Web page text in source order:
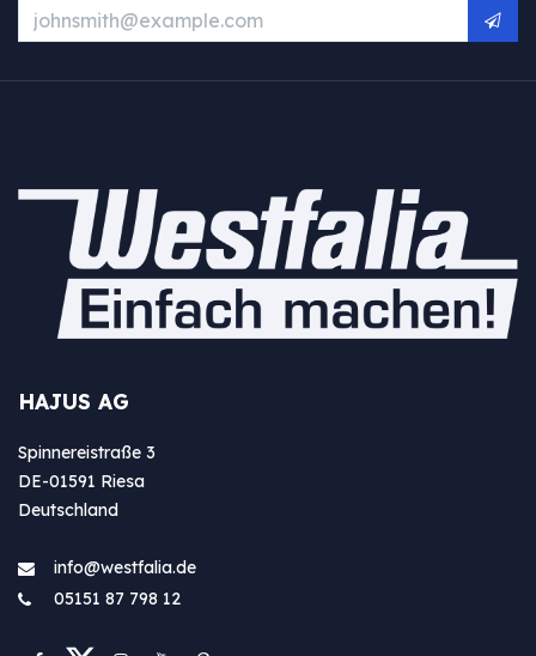
HAJUS AG
Spinnereistraße 3
DE-01591 Riesa
Deutschland
info@westfa​lia.de
05151 87 798 12